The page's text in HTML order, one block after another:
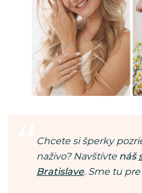
Chcete si šperky
naživo? Navštívte náš
Bratislave. Sme tu pre